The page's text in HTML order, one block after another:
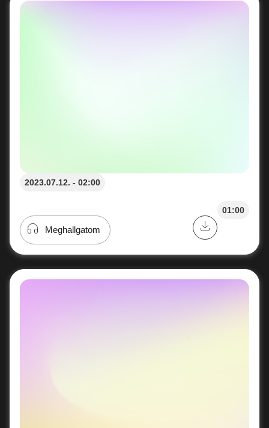
2023.07.12. - 02:00
01:00
Meghallgatom